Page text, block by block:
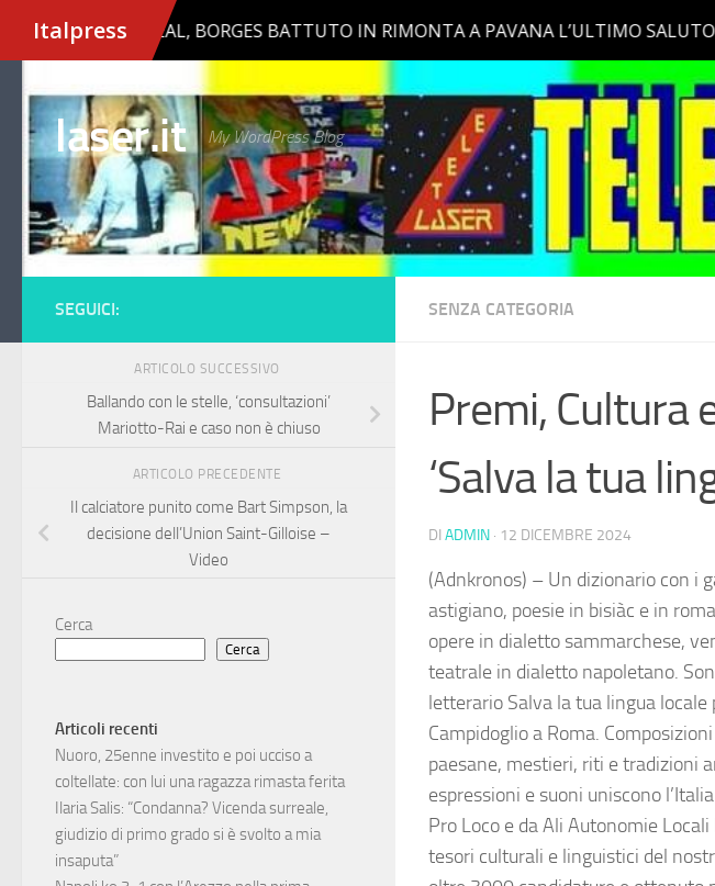
Salta al contenuto
laser.it My WordPress Blog
SENZA CATEGORIA
Premi, Cultura
‘Salva la tua
DI ADMIN · 12 DICEMBRE 2024
(Adnkronos) – Un dizionario con i
astigiano, poesie in bisiàc e in
opere in dialetto sammarchese,
teatrale in dialetto napoletano.
letterario Salva la tua lingua
Campidoglio a Roma.
paesane, mestieri, riti e tradizioni
espressioni e suoni uniscono
Pro Loco e da Ali Autonomie
tesori culturali e linguistici del
SEGUICI:
ARTICOLO SUCCESSIVO
Ballando con le stelle, ‘consultazioni’
Mariotto-Rai e caso non è chiuso
ARTICOLO PRECEDENTE
Il calciatore punito come Bart Simpson, la
decisione dell’Union Saint-Gilloise –
Video
Cerca
Cerca
Articoli recenti
Nuoro, 25enne investito e poi ucciso a
coltellate: con lui una ragazza rimasta ferita
Ilaria Salis: “Condanna? Vicenda surreale,
giudizio di primo grado si è svolto a mia
insaputa”